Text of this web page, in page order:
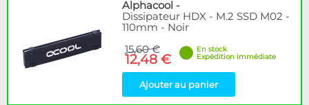
Disponibilité / Promotions
Articles en promotions
Appliquer
Alphacool -
Dissipateur HDX - M.2 SSD M02 -
110mm - Noir
15,60 €
12,48 €
En stock
Expédition immédiate
Ajouter au panier